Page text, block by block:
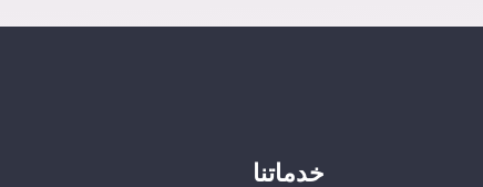
خدماتنا